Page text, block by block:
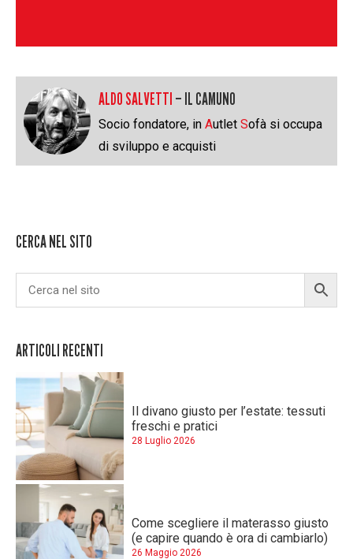
ALDO SALVETTI – IL CAMUNO
Socio fondatore, inAutletSofà si occupa
di sviluppo e acquisti
CERCA NEL SITO
ARTICOLI RECENTI
Il divano giusto per l’estate: tessuti
freschi e pratici
28 Luglio 2026
Come scegliere il materasso giusto
(e capire quando è ora di cambiarlo)
26 Maggio 2026